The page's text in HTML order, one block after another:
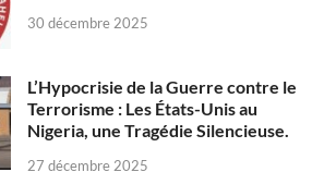
30 décembre 2025
L’Hypocrisie de la Guerre contre le
Terrorisme : Les États-Unis au
Nigeria, une Tragédie Silencieuse.
27 décembre 2025